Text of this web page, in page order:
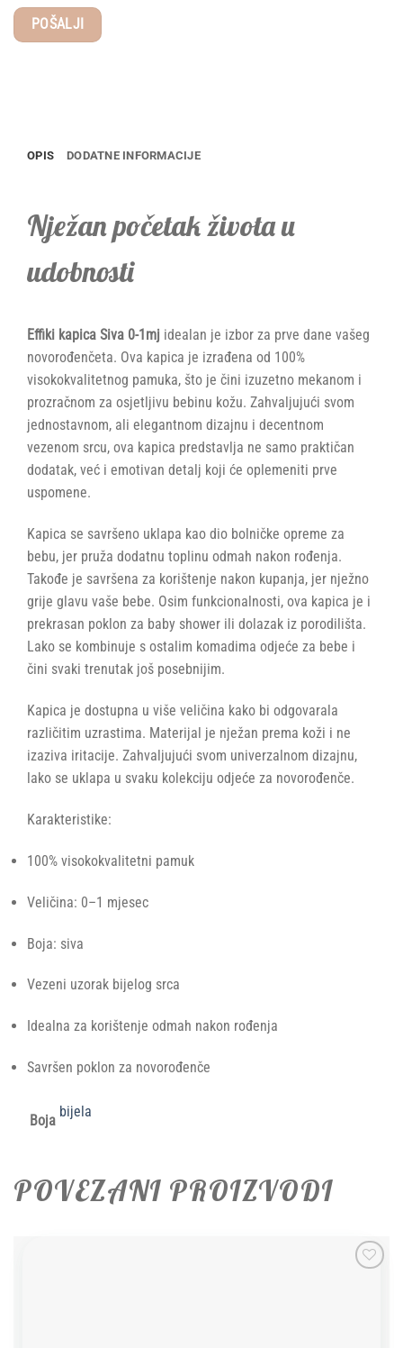
OPIS DODATNE INFORMACIJE
Nježan početak života u
udobnosti
Effiki kapica Siva 0-1mj idealan je izbor za prve dane vašeg
novorođenčeta. Ova kapica je izrađena od 100%
visokokvalitetnog pamuka, što je čini izuzetno mekanom i
prozračnom za osjetljivu bebinu kožu. Zahvaljujući svom
jednostavnom, ali elegantnom dizajnu i decentnom
vezenom srcu, ova kapica predstavlja ne samo praktičan
dodatak, već i emotivan detalj koji će oplemeniti prve
uspomene.
Kapica se savršeno uklapa kao dio bolničke opreme za
bebu, jer pruža dodatnu toplinu odmah nakon rođenja.
Takođe je savršena za korištenje nakon kupanja, jer nježno
grije glavu vaše bebe. Osim funkcionalnosti, ova kapica je i
prekrasan poklon za baby shower ili dolazak iz porodilišta.
Lako se kombinuje s ostalim komadima odjeće za bebe i
čini svaki trenutak još posebnijim.
Kapica je dostupna u više veličina kako bi odgovarala
različitim uzrastima. Materijal je nježan prema koži i ne
izaziva iritacije. Zahvaljujući svom univerzalnom dizajnu,
lako se uklapa u svaku kolekciju odjeće za novorođenče.
Karakteristike:
100% visokokvalitetni pamuk
Veličina: 0–1 mjesec
Boja: siva
Vezeni uzorak bijelog srca
Idealna za korištenje odmah nakon rođenja
Savršen poklon za novorođenče
Boja
bijela
POVEZANI PROIZVODI